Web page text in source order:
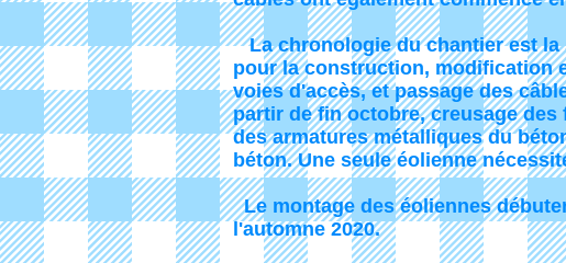
La chronologie du chantier est la
pour la construction, modification
voies d'accès, et passage des
partir de fin octobre, creusage
des armatures métalliques du
béton. Une seule éolienne
Le montage des éoliennes
l'automne 2020.